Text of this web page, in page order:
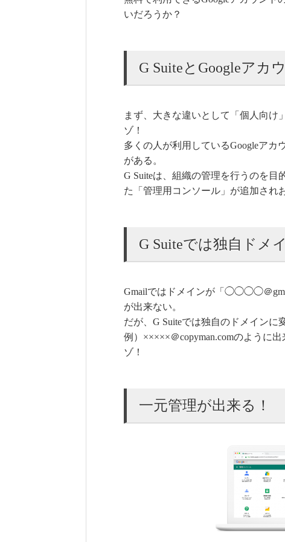
いだろうか？
G SuiteとGoogleアカ
まず、大きな違いとして「個人向け
ゾ！
多くの人が利用しているGoogleアカ
がある。
G Suiteは、組織の管理を行うのを目
た「管理用コンソール」が追加され
G Suiteでは独自ドメ
Gmailではドメインが「◯◯◯◯＠
が出来ない。
だが、G Suiteでは独自のドメインに
例）×××××＠copyman.comのように
ゾ！
一元管理が出来る！